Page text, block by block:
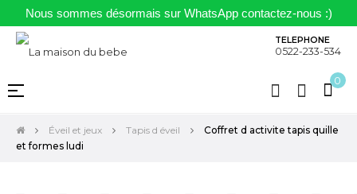
Nous sommes désormais sur WhatsApp contactez-nous :)
TELEPHONE
0522-233-534
0
Basculer
navigation
☰
Éveil et jeux Tapis d éveil
Coffret d activite tapis quille
et formes ludi